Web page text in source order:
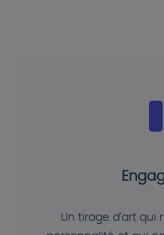
Un tirage d'art qui